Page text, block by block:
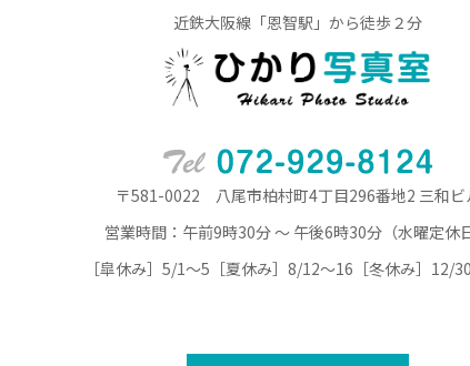
近鉄大阪線「恩智駅」から徒歩２分
〒581-0022 八尾市柏村町4丁目296番地2 三和ビ
営業時間：午前9時30分 ～ 午後6時30分（水曜定休日
［皐休み］5/1～5［夏休み］8/12～16［冬休み］12/